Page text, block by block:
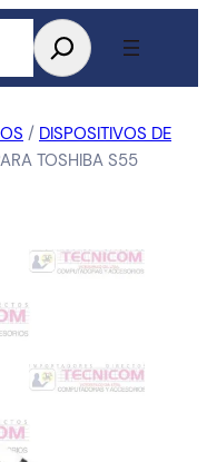
/ DISPOSITIVOS DE
TOSHIBA S55